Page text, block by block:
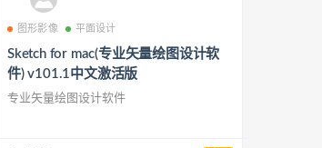
图形影像 平面设计
Sketch for mac(专业矢量绘图设计软
件) v101.1中文激活版
专业矢量绘图设计软件